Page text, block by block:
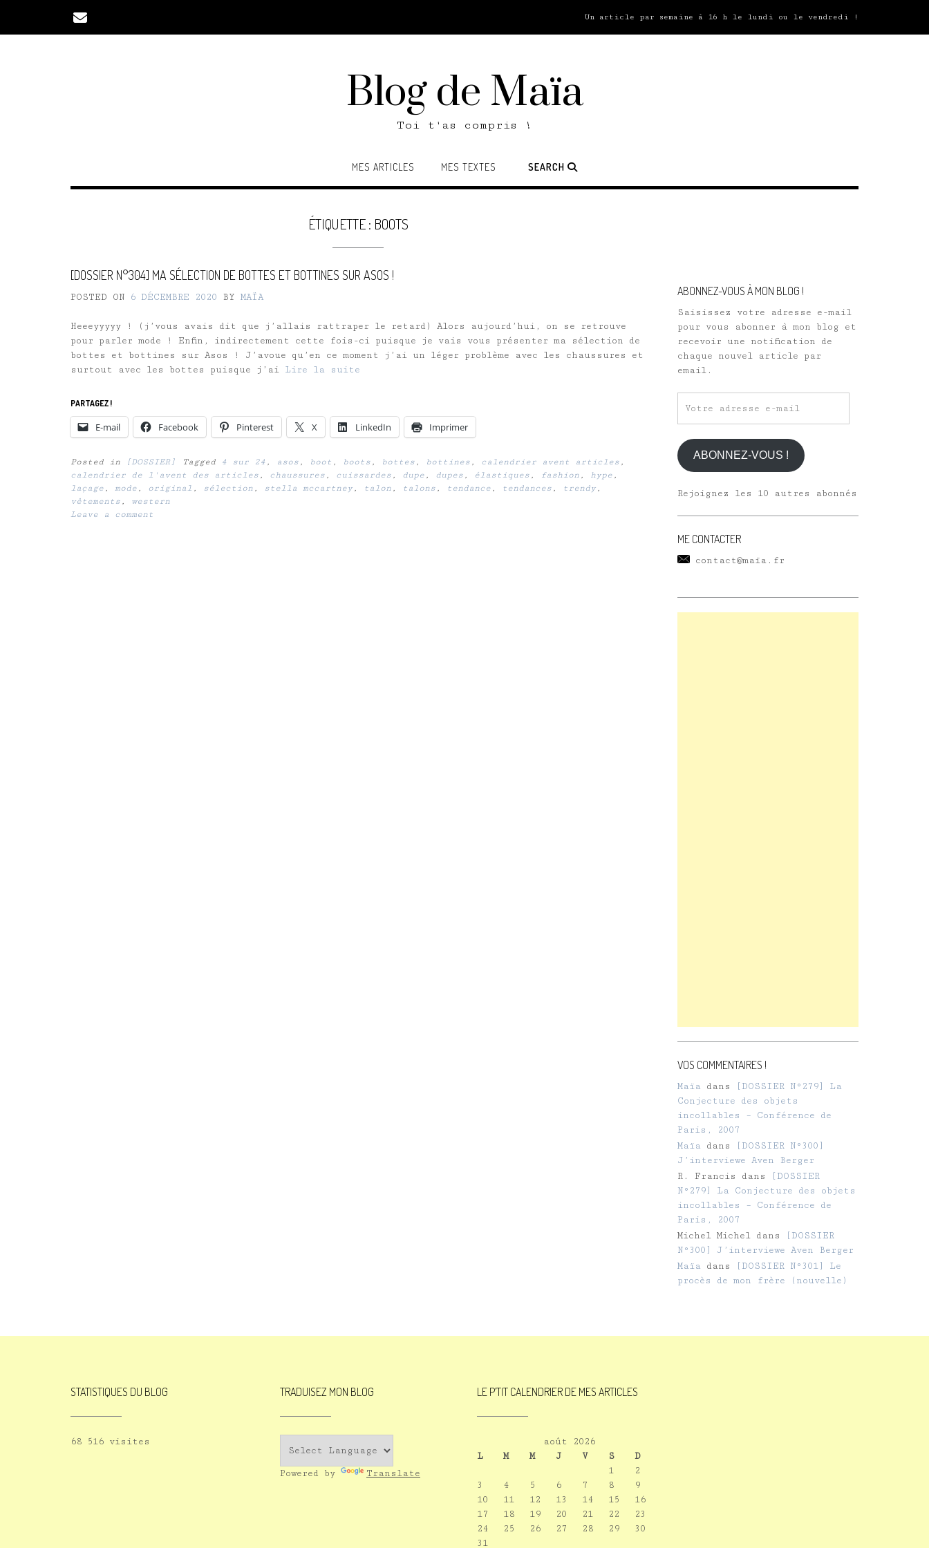
content
Un article par semaine à 16 h le lundi ou le vendredi !
Blog de Maïa
Toi t'as compris !
MES ARTICLES MES TEXTES SEARCH
ÉTIQUETTE : BOOTS
[DOSSIER N°304] MA SÉLECTION DE BOTTES ET BOTTINES SUR ASOS !
POSTED ON 6 DÉCEMBRE 2020 BY MAÏA
Heeeyyyyy ! (j’vous avais dit que j’allais rattraper le retard) Alors aujourd’hui, on se retrouve
pour parler mode ! Enfin, indirectement cette fois-ci puisque je vais vous présenter ma sélection de
bottes et bottines sur Asos ! J’avoue qu’en ce moment j’ai un léger problème avec les chaussures et
surtout avec les bottes puisque j’ai Lire la suite
PARTAGEZ !
E-mail Facebook Pinterest X LinkedIn Imprimer
Posted in [DOSSIER] Tagged 4 sur 24 , asos , boot , boots , bottes , bottines , calendrier avent articles ,
calendrier de l'avent des articles , chaussures , cuissardes , dupe , dupes , élastiques , fashion , hype ,
laçage , mode , original , sélection , stella mccartney , talon , talons , tendance , tendances , trendy ,
vêtements , western
Leave a comment
ABONNEZ-VOUS À MON BLOG !
Saisissez votre adresse e-mail
pour vous abonner à mon blog et
recevoir une notification de
chaque nouvel article par
email.
adresse
e-
mail
ABONNEZ-VOUS !
Rejoignez les 10 autres abonnés
ME CONTACTER
contact@maïa.fr
VOS COMMENTAIRES !
Maïa dans
[DOSSIER N°279] La
Conjecture des objets
incollables – Conférence de
Paris, 2007
Maïa dans
[DOSSIER N°300]
J’interviewe Aven Berger
R. Francis
dans
[DOSSIER
N°279] La Conjecture des objets
incollables – Conférence de
Paris, 2007
Michel Micheldans
[DOSSIER
N°300] J’interviewe Aven Berger
Maïa dans
[DOSSIER N°301] Le
procès de mon frère (nouvelle)
STATISTIQUES DU BLOG
68 516 visites
TRADUISEZ MON BLOG
Powered by Translate
LE P’TIT CALENDRIER DE MES ARTICLES
août 2026
L
M M J V S
D
1
2
3
4 5 6 7 8
9
10
11 12 13 14 15
16
17
18 19 20 21 22
23
24
25 26 27 28 29
30
31